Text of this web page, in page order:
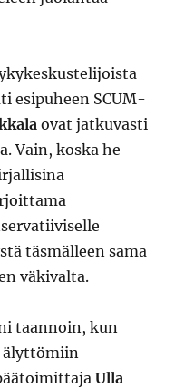
esipuheen SCUM-
ovat jatkuvasti
Vain, koska he
täsmälleen sama
väkivalta.
taannoin, kun
älyttömiin
Ulla